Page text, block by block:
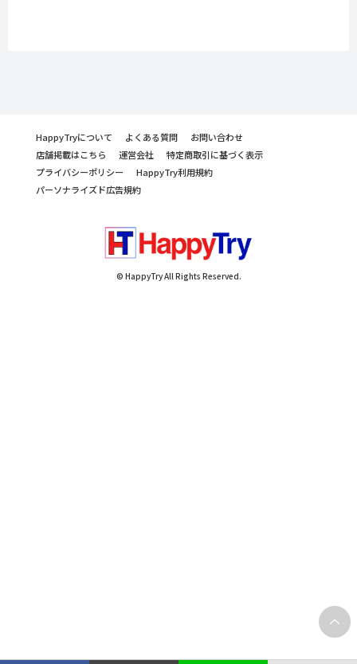
HappyTryについて よくある質問
お問い合わせ
店舗掲載はこちら
運営会社
特定商取引に基づく表示
プライバシーポリシー
HappyTry利用規約
パーソナライズド広告規約
© HappyTry All Rights Reserved.